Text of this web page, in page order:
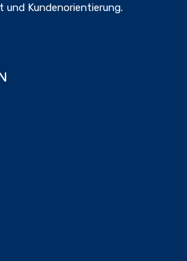
und Kundenorientierung.